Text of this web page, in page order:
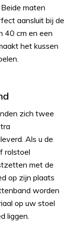
Beide maten
aansluit bij de
40 cm en een
het kussen
zich twee
Als u de
rolstoel
met de
op zijn plaats
worden
op uw stoel
liggen.